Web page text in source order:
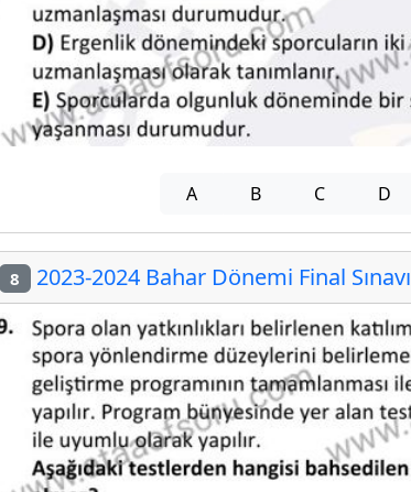
A B C D
8 2023-2024 Bahar Dönemi Final Sınavı